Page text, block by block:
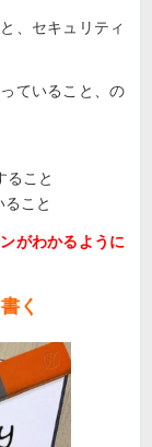
、セキュリティ
ていること、の
こと
こと
がわかるように
く